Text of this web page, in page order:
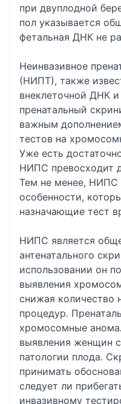
при двуплодной
пол указывается
фетальная ДНК не
Неинвазивное
(НИПТ), также
внеклеточной ДНК
пренатальный
важным
тестов на
Уже есть
НИПС превосходит
Тем не менее, НИПС
особенности,
назначающие тест
НИПС является
антенатального
использовании он
выявления
снижая количество
процедур.
хромосомные
выявления женщин
патологии плода.
принимать
следует ли
инвазивному